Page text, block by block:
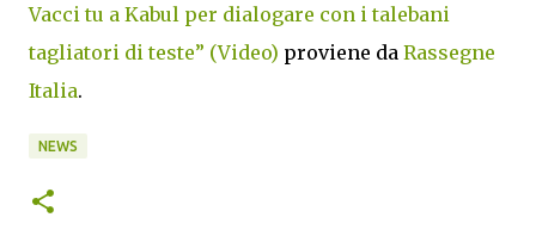
Vacci tu a Kabul per dialogare con i talebani
tagliatori di teste” (Video) proviene da Rassegne
Italia.
NEWS